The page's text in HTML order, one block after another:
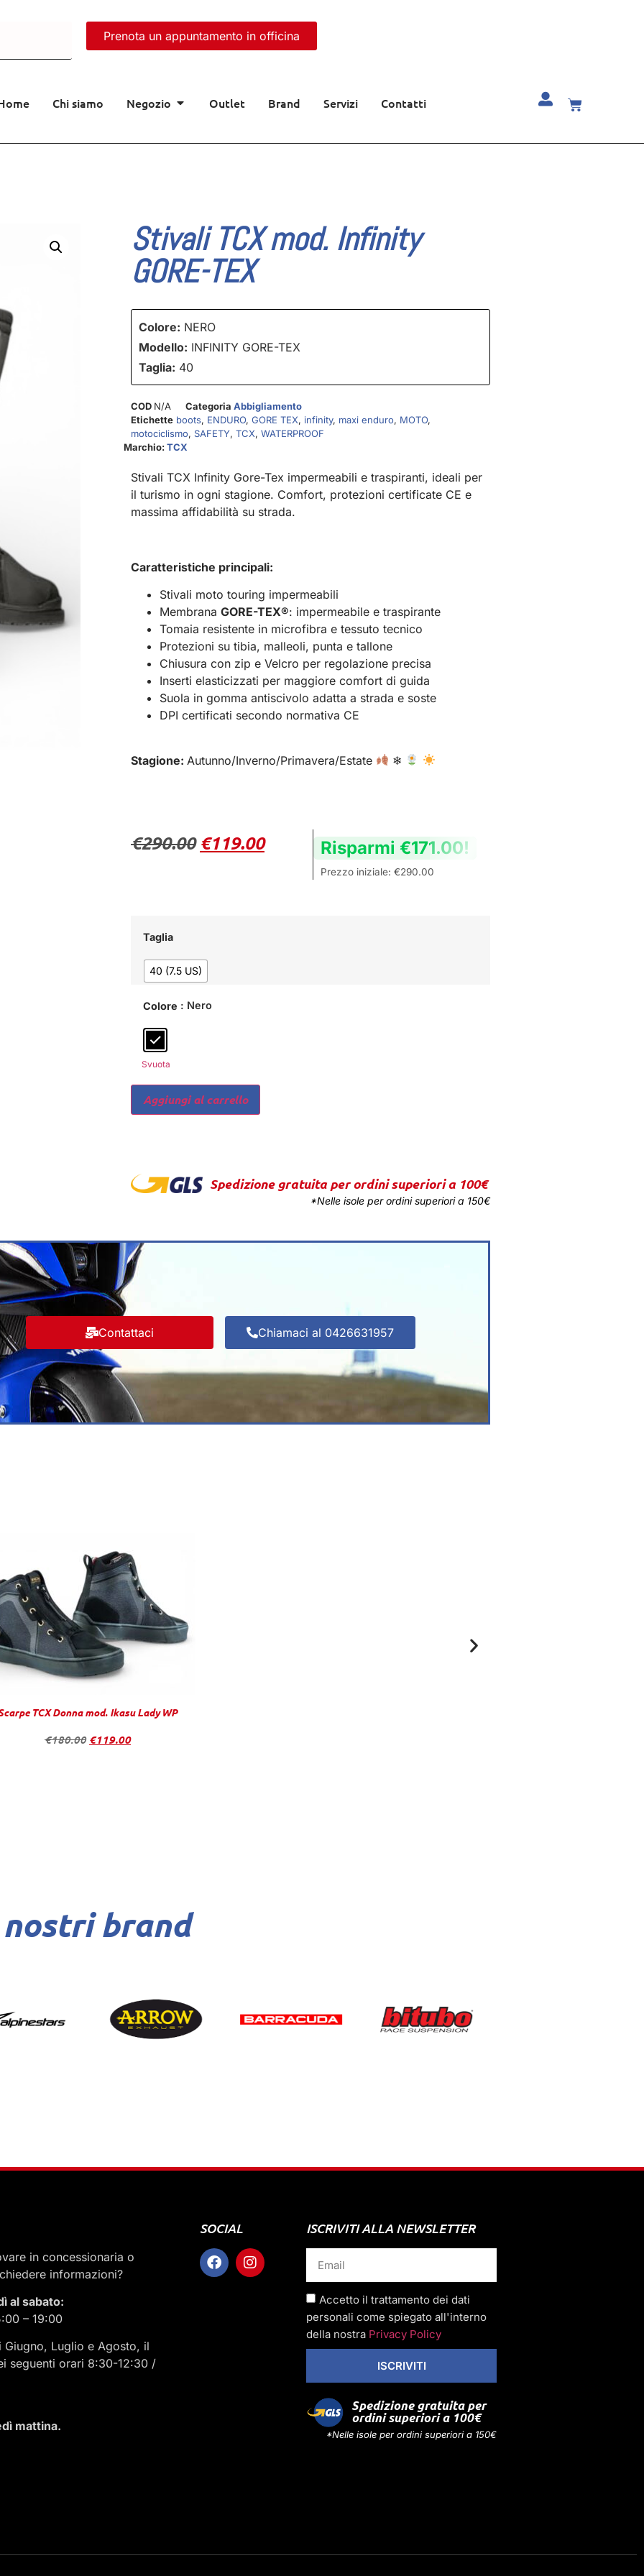
Prenota un appuntamento in officina
Chi siamo Negozio Outlet Brand Servizi Contatti
Stivali TCX mod. Infinity
GORE-TEX
Colore: NERO
Modello: INFINITY GORE-TEX
Taglia: 40
COD N/A Categoria Abbigliamento
Etichette boots, ENDURO, GORE TEX, infinity, maxi enduro, MOTO,
motociclismo, SAFETY, TCX, WATERPROOF
Marchio:TCX
Stivali TCX Infinity Gore-Tex impermeabili e traspiranti, ideali per
il turismo in ogni stagione. Comfort, protezioni certificate CE e
massima affidabilità su strada.
Caratteristiche principali:
Stivali moto touring impermeabili
Membrana GORE-TEX®: impermeabile e traspirante
Tomaia resistente in microfibra e tessuto tecnico
Protezioni su tibia, malleoli, punta e tallone
Chiusura con zip e Velcro per regolazione precisa
Inserti elasticizzati per maggiore comfort di guida
Suola in gomma antiscivolo adatta a strada e soste
DPI certificati secondo normativa CE
Stagione: Autunno/Inverno/Primavera/Estate ❄
€290.00 €119.00 Risparmi €171.00!
Prezzo iniziale: €290.00
Taglia
40 (7.5 US)
Colore : Nero
Svuota
Aggiungi al carrello
Spedizione gratuita per ordini superiori a 100€
*Nelle isole per ordini superiori a 150€
Contattaci Chiamaci al 0426631957
TCX Donna mod. Ikasu Lady WP
€180.00 €119.00
brand
in concessionaria o
informazioni?
al sabato:
– 19:00
Giugno, Luglio e Agosto, il
seguenti orari 8:30-12:30 /
mattina.
SOCIAL ISCRIVITI ALLA NEWSLETTER
Accetto il trattamento dei dati
personali come spiegato all'interno
della nostra Privacy Policy
ISCRIVITI
Spedizione gratuita per
ordini superiori a 100€
*Nelle isole per ordini superiori a 150€